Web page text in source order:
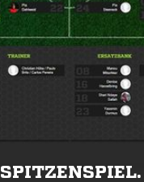
SPITZENSPIEL.